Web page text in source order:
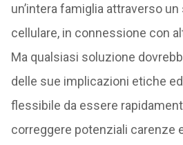
un’intera famiglia attraverso
cellulare, in connessione con
Ma qualsiasi soluzione
delle sue implicazioni etiche
flessibile da essere
correggere potenziali carenze